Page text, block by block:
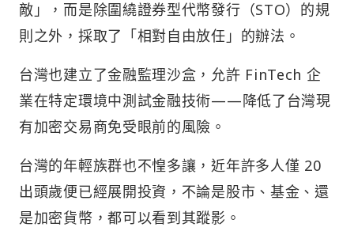
敵」，而是除圍繞證券型代幣發行（STO）的規
則之外，採取了「相對自由放任」的辦法。
台灣也建立了金融監理沙盒，允許 FinTech 企
業在特定環境中測試金融技術——降低了台灣現
有加密交易商免受眼前的風險。
台灣的年輕族群也不惶多讓，近年許多人僅 20
出頭歲便已經展開投資，不論是股市、基金、還
是加密貨幣，都可以看到其蹤影。